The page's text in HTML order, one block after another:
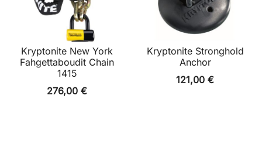
Kryptonite New York
Fahgettaboudit Chain
1415
276,00 €
Kryptonite Stronghold
Anchor
121,00 €